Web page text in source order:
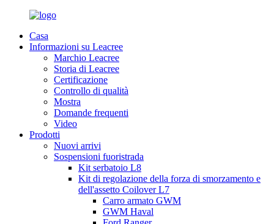
Casa
Informazioni su Leacree
Marchio Leacree
Storia di Leacree
Certificazione
Controllo di qualità
Mostra
Domande frequenti
Video
Prodotti
Nuovi arrivi
Sospensioni fuoristrada
Kit serbatoio L8
Kit di regolazione della forza di smorzamento e
dell'assetto Coilover L7
Carro armato GWM
GWM Haval